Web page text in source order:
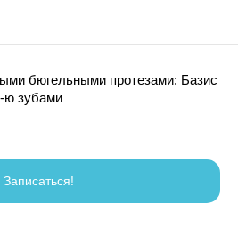
бюгельными протезами: Базис
ю зубами
Записаться!